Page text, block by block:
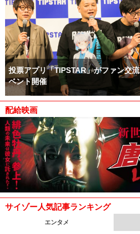
投票アプリ「TIPSTAR」がファン交
ベント開催
配給映画
サイゾー人気記事ランキング
エンタメ